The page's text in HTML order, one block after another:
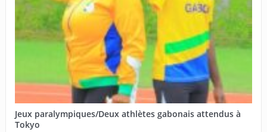
Jeux paralympiques/Deux athlètes gabonais attendus à
Tokyo